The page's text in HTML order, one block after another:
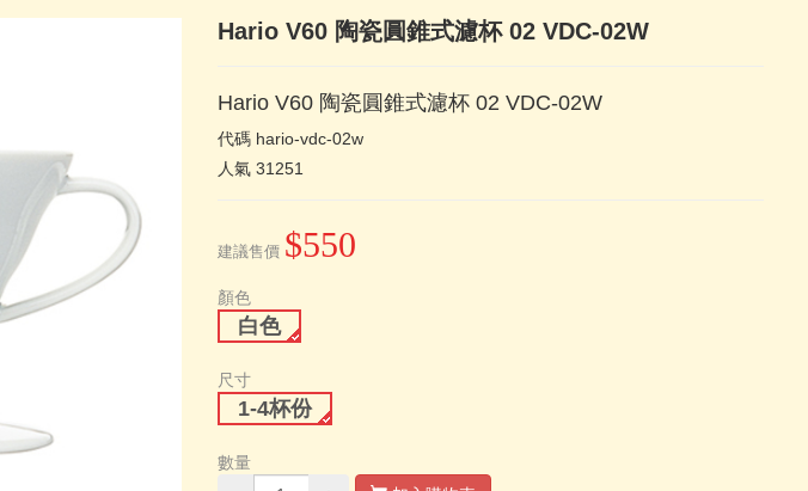
Hario V60 陶瓷圓錐式濾杯 02 VDC-02W
Hario V60 陶瓷圓錐式濾杯 02 VDC-02W
代碼 hario-vdc-02w
人氣 31251
建議售價 $550
顏色
白色
尺寸
1-4杯份
數量